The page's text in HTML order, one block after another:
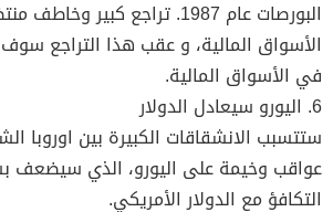
البورصات عام 1987. تراجع كبير
الأسواق المالية، و عقب هذا التراجع
في الأسواق المالية.
6. اليورو سيعادل الدولار
ستتسبب الانشقاقات الكبيرة بين اوروبا
عواقب وخيمة على اليورو، الذي سيضعف
التكافؤ مع الدولار الأمريكي.